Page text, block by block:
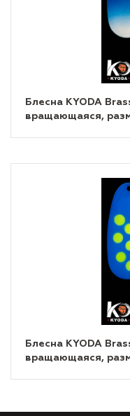
Блесна KYODA
вращающаяся,
Блесна KYODA
вращающаяся,